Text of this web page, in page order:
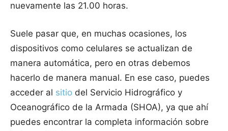
nuevamente las 21.00 horas.
Suele pasar que, en muchas ocasiones, los
dispositivos como celulares se actualizan de
manera automática, pero en otras debemos
hacerlo de manera manual. En ese caso, puedes
acceder al sitio del Servicio Hidrográfico y
Oceanográfico de la Armada (SHOA), ya que ahí
puedes encontrar la completa información sobre